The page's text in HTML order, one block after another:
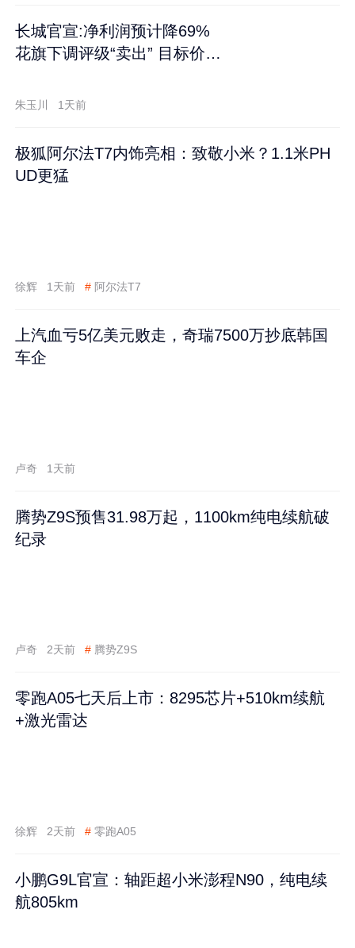
长城官宣:净利润预计降69%
花旗下调评级“卖出” 目标价再
朱玉川 1天前
极狐阿尔法T7内饰亮相：致敬小米？1.1米PH
UD更猛
徐辉 1天前 # 阿尔法T7
上汽血亏5亿美元败走，奇瑞7500万抄底韩国
车企
卢奇 1天前
腾势Z9S预售31.98万起，1100km纯电续航破
纪录
卢奇 2天前 # 腾势Z9S
零跑A05七天后上市：8295芯片+510km续航
+激光雷达
徐辉 2天前 # 零跑A05
小鹏G9L官宣：轴距超小米澎程N90，纯电续
航805km